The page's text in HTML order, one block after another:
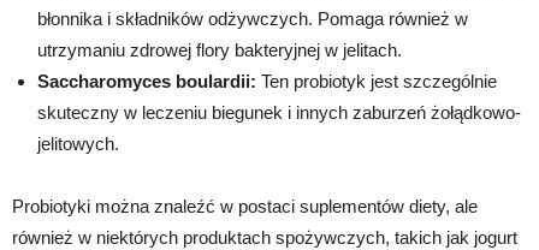
błonnika i składników odżywczych. Pomaga również w
utrzymaniu zdrowej flory bakteryjnej w jelitach.
Saccharomyces boulardii: Ten probiotyk jest szczególnie
skuteczny w leczeniu biegunek i innych zaburzeń żołądkowo-
jelitowych.
Probiotyki można znaleźć w postaci suplementów diety, ale
również w niektórych produktach spożywczych, takich jak jogurt